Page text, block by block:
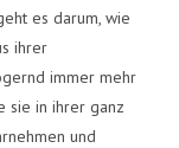
es darum, wie
ihrer
immer mehr
sie in ihrer ganz
und